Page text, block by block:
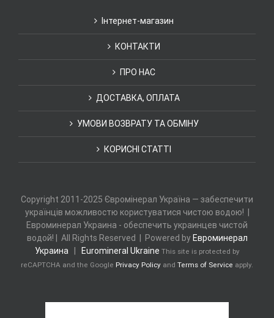
Інтернет-магазин
КОНТАКТИ
ПРО НАС
ДОСТАВКА, ОПЛАТА
УМОВИ ВОЗВРАТУ ТА ОБМІНУ
КОРИСНІ СТАТТІ
Copyright 2011-2025 Євромінерал Україна — забеспечити
українців можливостю користуватися чистою водою! |
Евроминерал Украина - обеспечить украинцев чистой
водой! | All Rights Reserved | Powered by Евроминерал
Украина| Euromineral Ukraine This site is protected by
reCAPTCHA and the Google Privacy Policy and Terms of Service apply.